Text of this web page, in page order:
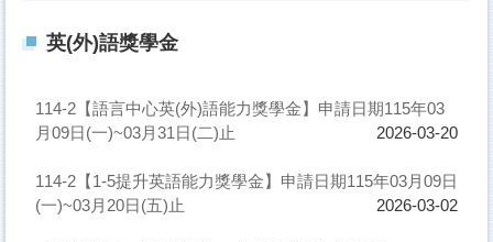
英(外)語獎學金
114-2【語言中心英(外)語能力獎學金】申請日期115年03
月09日(一)~03月31日(二)止
2026-03-20
114-2【1-5提升英語能力獎學金】申請日期115年03月09日
(一)~03月20日(五)止
2026-03-02